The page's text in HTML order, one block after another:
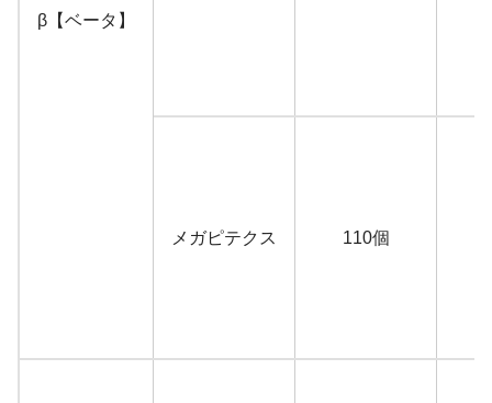
β【ベータ】
メガピテクス 110個